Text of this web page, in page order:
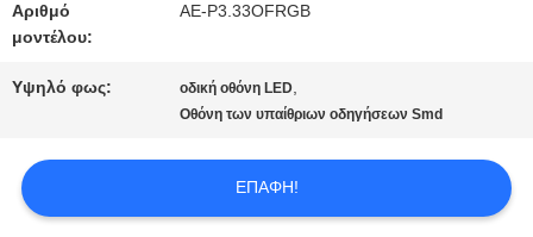
ΜΑΖΊ
ΜΑΣ
ΕΙΔΉΣΕΙΣ
Αριθμό
μοντέλου:
AE-P3.33OFRGB
Υψηλό φως: οδική οθόνη LED,
Οθόνη των υπαίθριων οδηγήσεων Smd
ΕΠΑΦΉ!